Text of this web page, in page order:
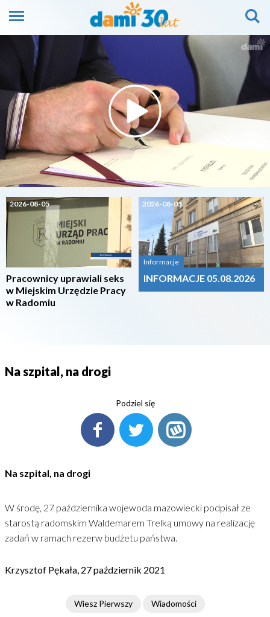
2026-08-05
Pracownicy uprawiali seks
w Miejskim Urzędzie Pracy
w Radomiu
2026-08-05
Informacje
INFORMACJE 05.08.2026
Na szpital, na drogi
Podziel się
Na szpital, na drogi
W środę, 27 października wojewoda mazowiecki podpisał ze
starostą radomskim Waldemarem Trelką umowy na realizację
zadań w ramach rezerw budżetu państwa.
Krzysztof Pękała, 27 październik 2021
Wiesz Pierwszy Wiadomości